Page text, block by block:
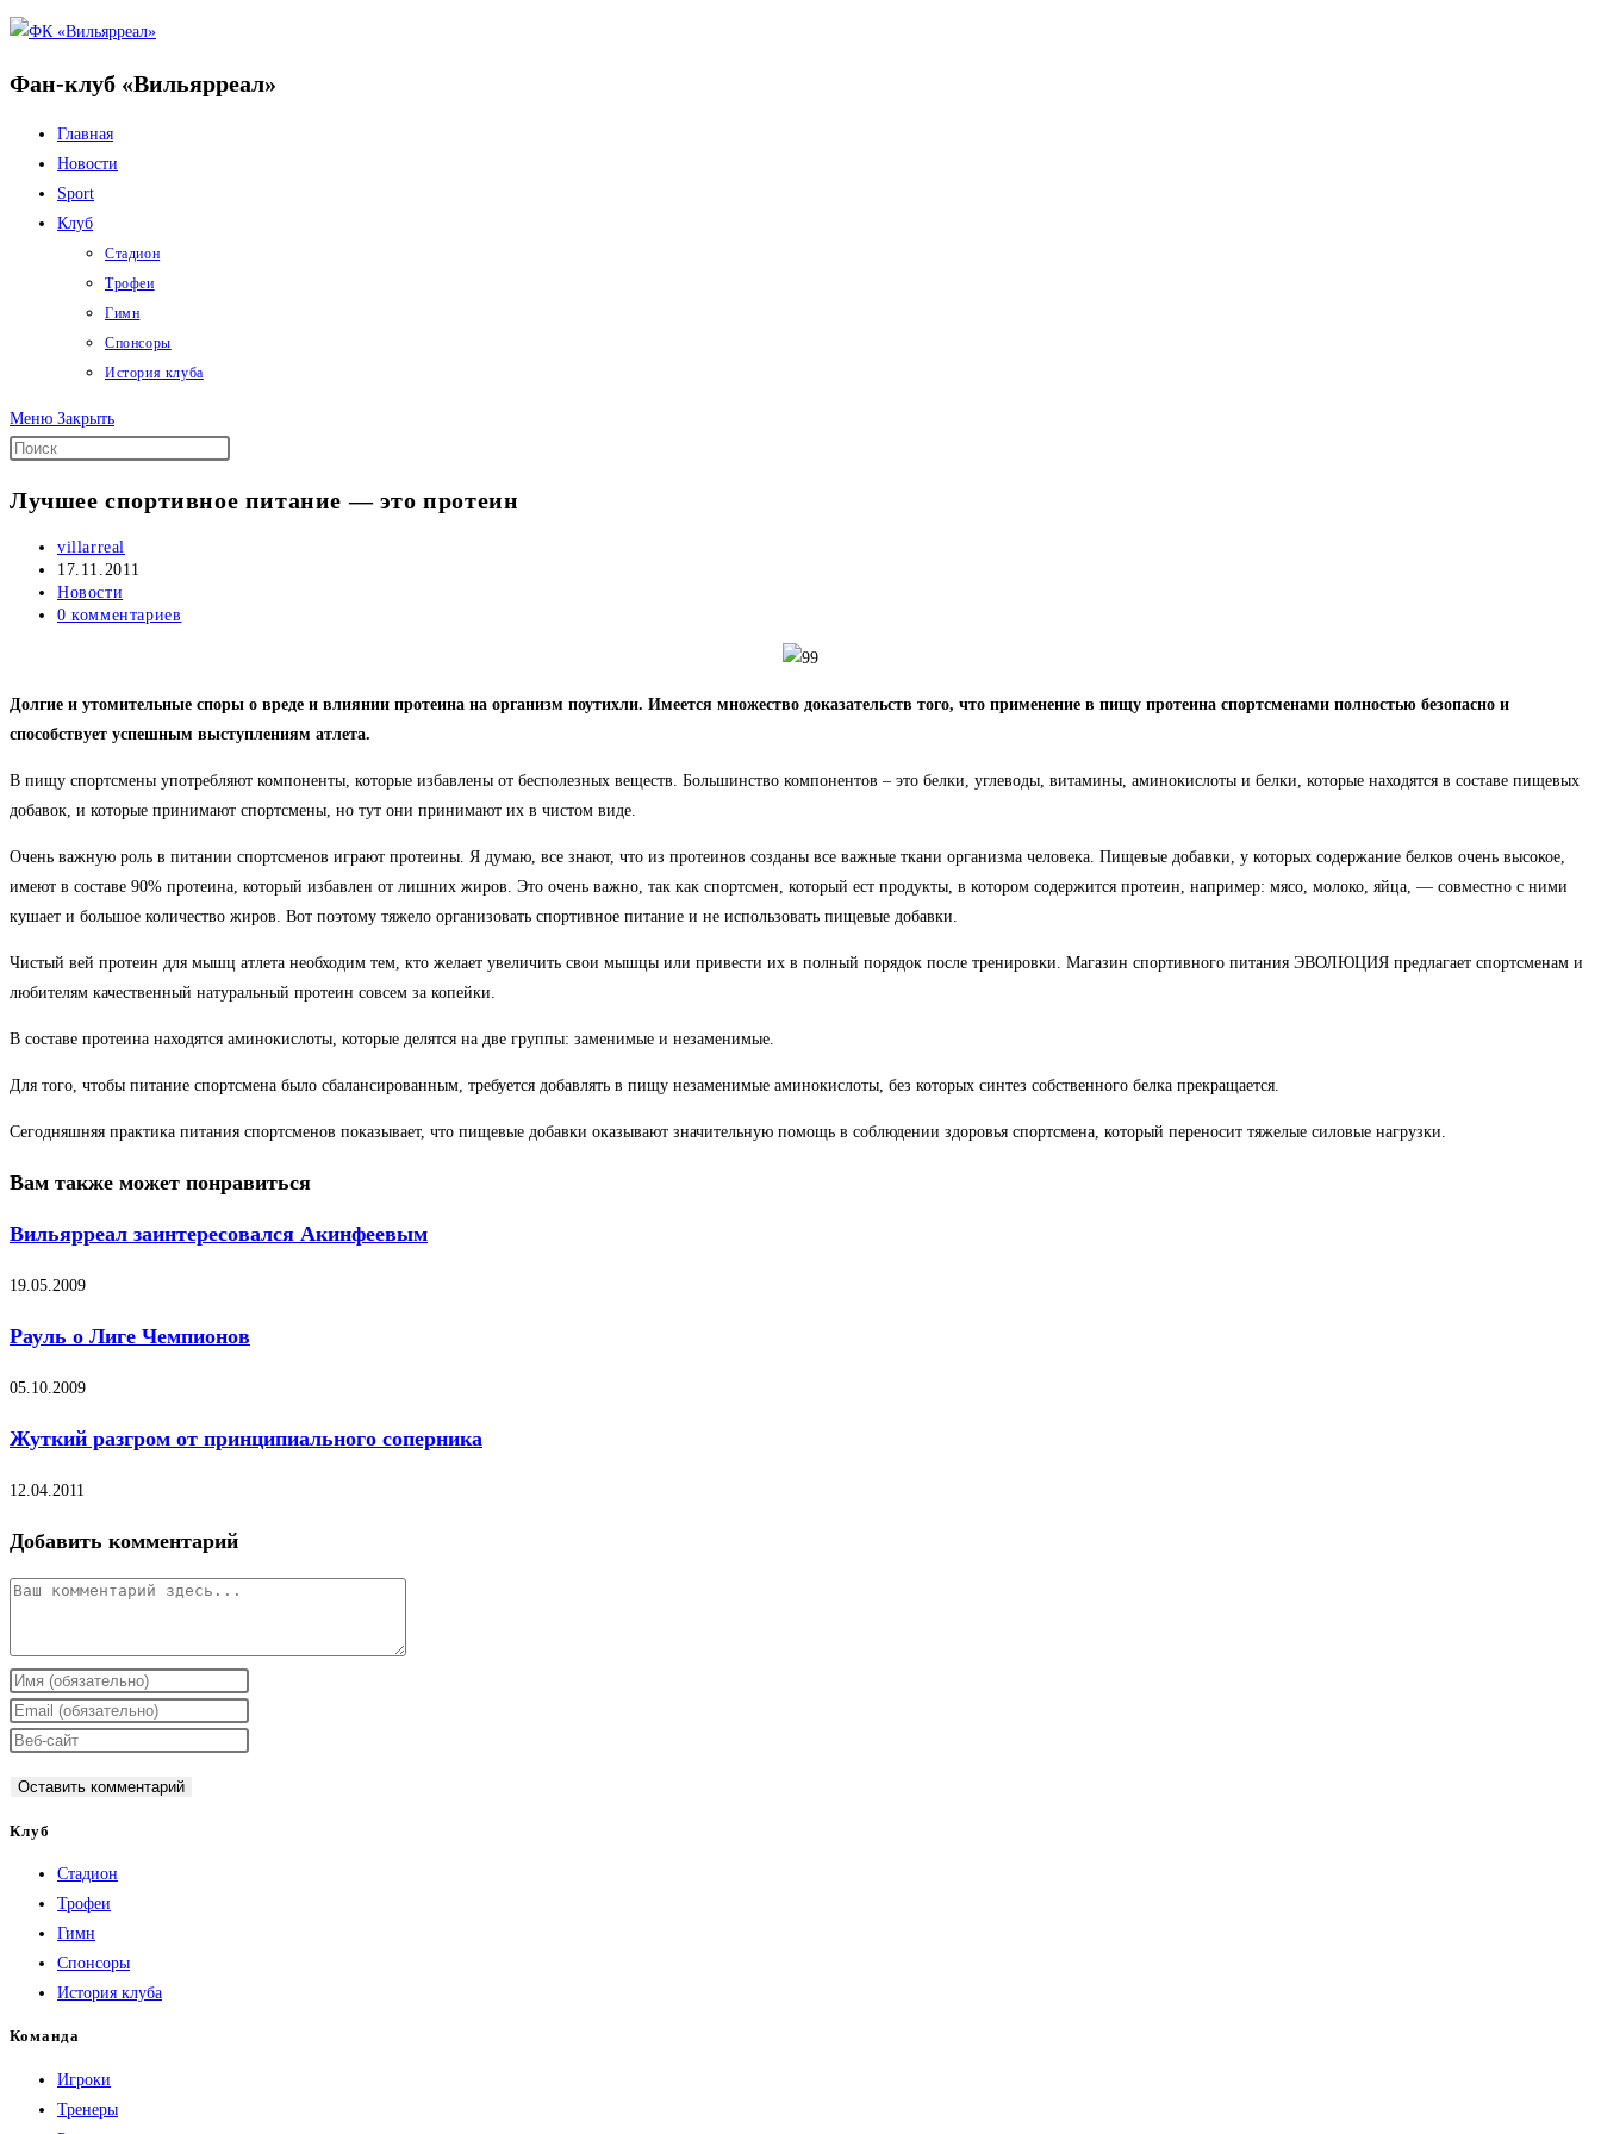
Перейти
содержимому
Фан-клуб «Вильярреал»
Главная
Новости
Sport
Клуб
Стадион
Трофеи
Гимн
Спонсоры
История клуба
Меню Закрыть
Лучшее спортивное питание — это протеин
Автор
записи:
villarreal
Запись
опубликована:
17.11.2011
Рубрика
записи:
Новости
Комментарии
0 комментариев
Долгие и утомительные споры о вреде и влиянии протеина на организм поутихли. Имеется множество доказательств того, что применение в пищу протеина спортсменами полностью безопасно и
способствует успешным выступлениям атлета.
В пищу спортсмены употребляют компоненты, которые избавлены от бесполезных веществ. Большинство компонентов – это белки, углеводы, витамины, аминокислоты и белки, которые находятся в составе пищевых
добавок, и которые принимают спортсмены, но тут они принимают их в чистом виде.
Очень важную роль в питании спортсменов играют протеины. Я думаю, все знают, что из протеинов созданы все важные ткани организма человека. Пищевые добавки, у которых содержание белков очень высокое,
имеют в составе 90% протеина, который избавлен от лишних жиров. Это очень важно, так как спортсмен, который ест продукты, в котором содержится протеин, например: мясо, молоко, яйца, — совместно с ними
кушает и большое количество жиров. Вот поэтому тяжело организовать спортивное питание и не использовать пищевые добавки.
Чистый вей протеин для мышц атлета необходим тем, кто желает увеличить свои мышцы или привести их в полный порядок после тренировки. Магазин спортивного питания ЭВОЛЮЦИЯ предлагает спортсменам и
любителям качественный натуральный протеин совсем за копейки.
В составе протеина находятся аминокислоты, которые делятся на две группы: заменимые и незаменимые.
Для того, чтобы питание спортсмена было сбалансированным, требуется добавлять в пищу незаменимые аминокислоты, без которых синтез собственного белка прекращается.
Сегодняшняя практика питания спортсменов показывает, что пищевые добавки оказывают значительную помощь в соблюдении здоровья спортсмена, который переносит тяжелые силовые нагрузки.
Вам также может понравиться
Вильярреал заинтересовался Акинфеевым
19.05.2009
Рауль о Лиге Чемпионов
05.10.2009
Жуткий разгром от принципиального соперника
12.04.2011
Добавить комментарий
Комментарий
Введите
свое
имя
пользователя,
прокомментировать
Введите
свой
чтобы
Введите
веб-
(необязательно)
Клуб
Стадион
Трофеи
Гимн
Спонсоры
История клуба
Команда
Игроки
Тренеры